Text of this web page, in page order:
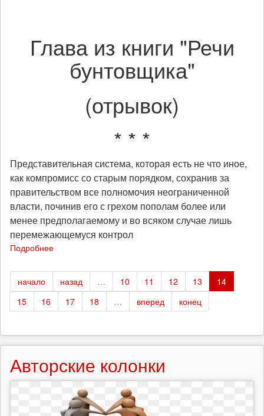
Глава из книги "Речи
бунтовщика"
(отрывок)
* * *
Представительная система, которая есть не что иное,
как компромисс со старым порядком, сохранив за
правительством все полномочия неограниченной
власти, починив его с грехом пополам более или
менее предполагаемому и во всяком случае лишь
перемежающемуся контрол
Подробнее
Кропоткин
“Представительная
демократия”
начало назад … 10 11 12 13
14
15
16 17 18 … вперед конец
Авторские колонки